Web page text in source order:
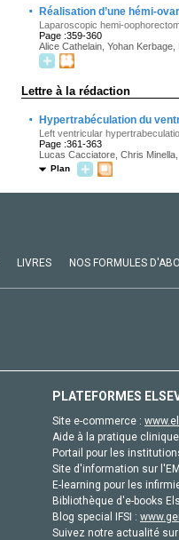
· Réalisation d’une hémi-
Laparoscopic hemi-
Page :359-360
Alice Cathelain, Yohan Kerbage,
Lettre à la rédaction
· Hypertrabéculation du
Left ventricular
Page :361-363
Lucas Cacciatore, Chris
Plan
LIVRES NOS FORMULES
PLATEFORMES
Site e-commerce :
Aide à la pratique
Portail pour les
Site d'information sur
E-learning pour les
Bibliothèque d'e-books
Blog special IFSI :
Suivez notre actualité